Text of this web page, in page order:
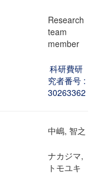
Research
team
member
科研費研
究者番号 :
30263362
中嶋, 智之
ナカジマ,
トモユキ